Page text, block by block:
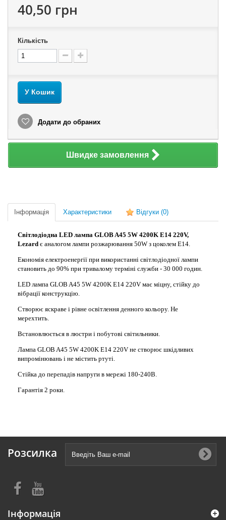
40,50 грн
Кількість
У Кошик
Додати до обраних
Швидке замовлення
Інформація Характеристики Відгуки (0)
Світлодіодна LED лампа GLOB A45 5W 4200K E14 220V,
Lezard є аналогом лампи розжарювання 50W з цоколем Е14.
Економія електроенергії при використанні світлодіодної лампи
становить до 90% при тривалому терміні служби - 30 000 годин.
LED лампа GLOB A45 5W 4200K E14 220V має міцну, стійку до
вібрації конструкцію.
Створює яскраве і рівне освітлення денного кольору. Не
мерехтить.
Встановлюється в люстри і побутові світильники.
Лампа GLOB A45 5W 4200K E14 220V не створює шкідливих
випромінювань і не містить ртуті.
Стійка до перепадів напруги в мережі 180-240В.
Гарантія 2 роки.
Розсилка
Інформація